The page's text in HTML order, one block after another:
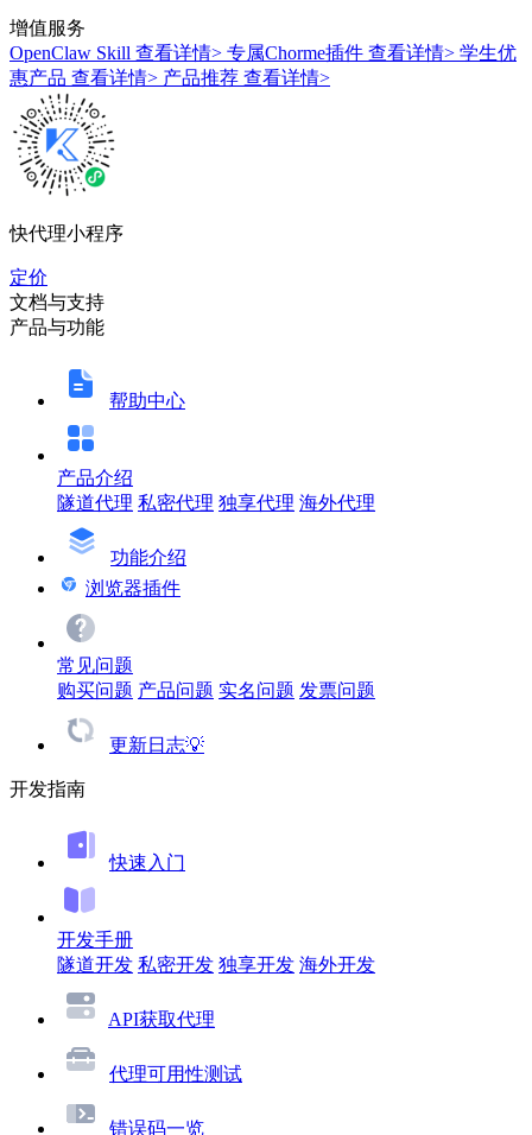
增值服务
OpenClaw Skill 查看详情> 专属Chorme插件 查看详情> 学生优
惠产品 查看详情> 产品推荐 查看详情>
快代理小程序
定价
文档与支持
产品与功能
帮助中心
产品介绍
隧道代理 私密代理 独享代理 海外代理
功能介绍
浏览器插件
常见问题
购买问题 产品问题 实名问题 发票问题
更新日志💡
开发指南
快速入门
开发手册
隧道开发 私密开发 独享开发 海外开发
API获取代理
代理可用性测试
错误码一览